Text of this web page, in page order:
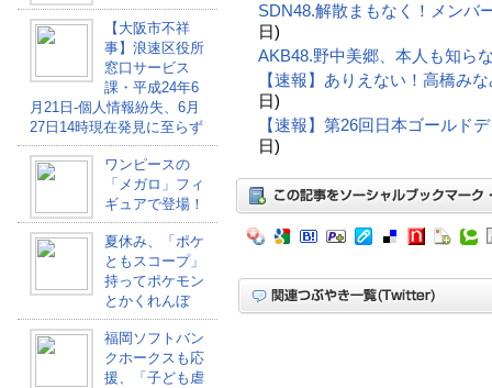
【大阪市不祥
事】浪速区役所
窓口サービス
課・平成24年6
月21日-個人情報紛失、6月
27日14時現在発見に至らず
ワンピースの
「メガロ」フィ
ギュアで登場！
夏休み、「ポケ
ともスコープ」
持ってポケモン
とかくれんぼ
福岡ソフトバン
クホークスも応
援、「子ども虐
SDN48.解散まもなく！メンバ
日)
AKB48.野中美郷、本人も知ら
【速報】ありえない！高橋み
日)
【速報】第26回日本ゴールド
日)